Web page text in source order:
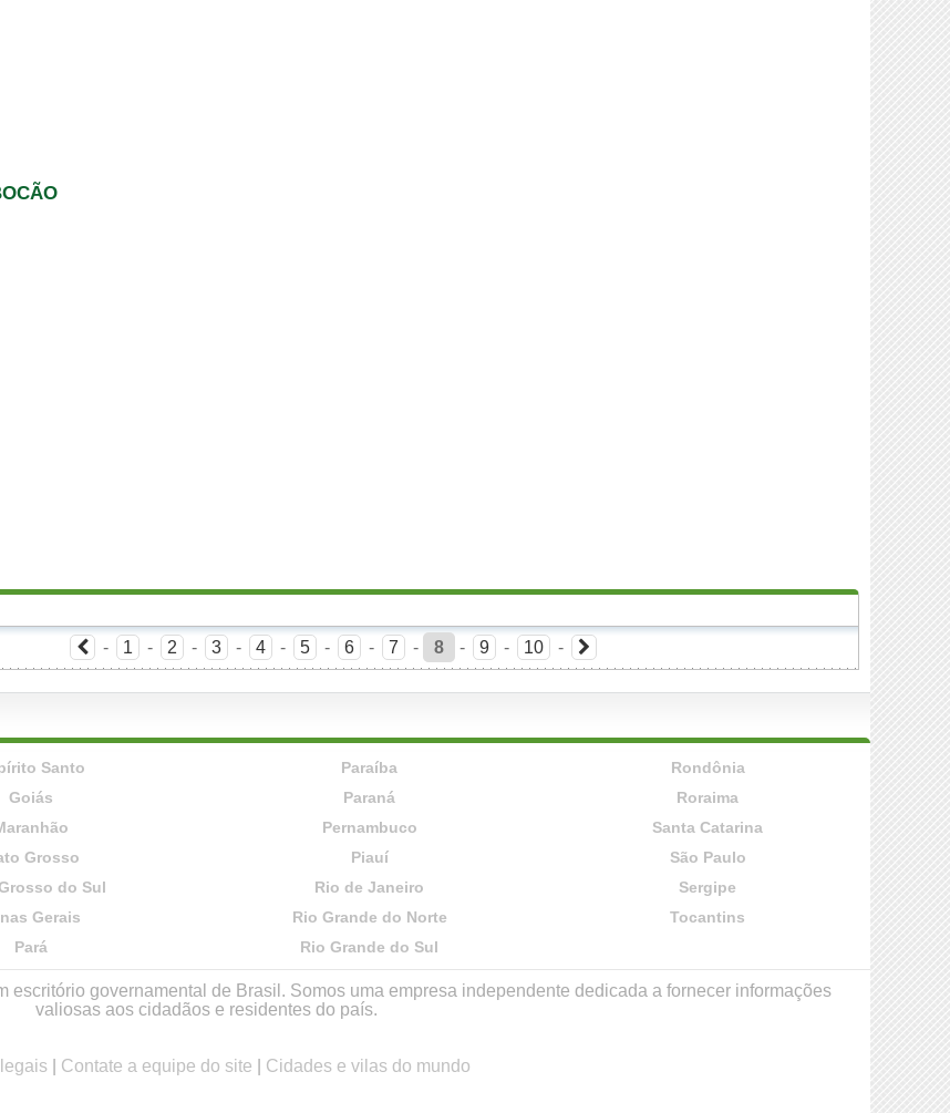
- 1 - 2 - 3 - 4 - 5 - 6 - 7 - 8 - 9 - 10 -
Santo
Goiás
Grosso
do Sul
Gerais
Pará
Paraíba
Paraná
Pernambuco
Piauí
Rio de Janeiro
Rio Grande do Norte
Rio Grande do Sul
Rondônia
Roraima
Santa Catarina
São Paulo
Sergipe
Tocantins
escritório governamental de Brasil. Somos uma empresa independente dedicada a fornecer informações
valiosas aos cidadãos e residentes do país.
Contate a equipe do site Cidades e vilas do mundo